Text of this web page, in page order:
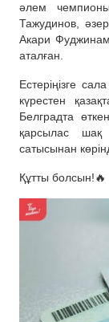
әлем
Тажудинов,
Акари
аталған.
Естеріңізге
күрестен
Белградта
қарсылас шақ
сатысынан
Құтты болсын!🔥